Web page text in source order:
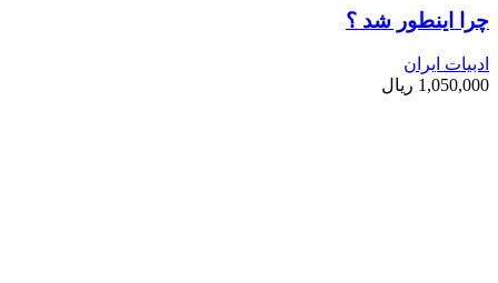
چرا اینطور شد ؟
ادبیات ایران
1,050,000 ریال